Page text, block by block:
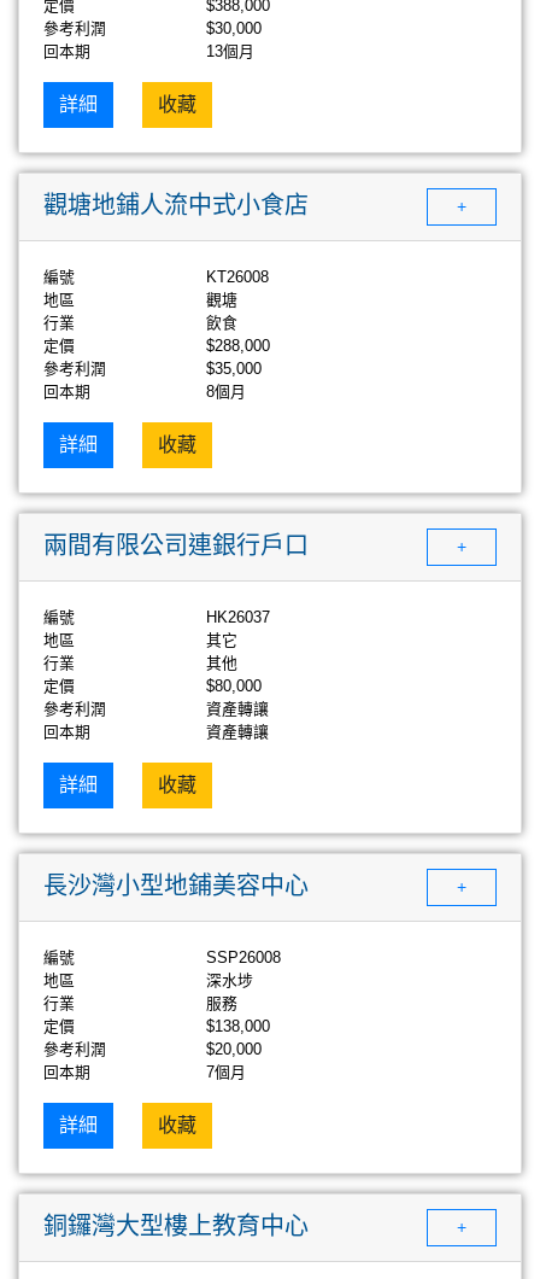
定價
$388,000
參考利潤
$30,000
回本期
13個月
詳細 收藏
觀塘地鋪人流中式小食店 +
編號
KT26008
地區
觀塘
行業
飲食
定價
$288,000
參考利潤
$35,000
回本期
8個月
詳細 收藏
兩間有限公司連銀行戶口 +
編號
HK26037
地區
其它
行業
其他
定價
$80,000
參考利潤
資產轉讓
回本期
資產轉讓
詳細 收藏
長沙灣小型地鋪美容中心 +
編號
SSP26008
地區
深水埗
行業
服務
定價
$138,000
參考利潤
$20,000
回本期
7個月
詳細 收藏
銅鑼灣大型樓上教育中心 +